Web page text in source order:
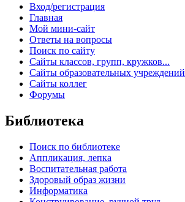
Вход/регистрация
Главная
Мой мини-сайт
Ответы на вопросы
Поиск по сайту
Сайты классов, групп, кружков...
Сайты образовательных учреждений
Сайты коллег
Форумы
Библиотека
Поиск по библиотеке
Аппликация, лепка
Воспитательная работа
Здоровый образ жизни
Информатика